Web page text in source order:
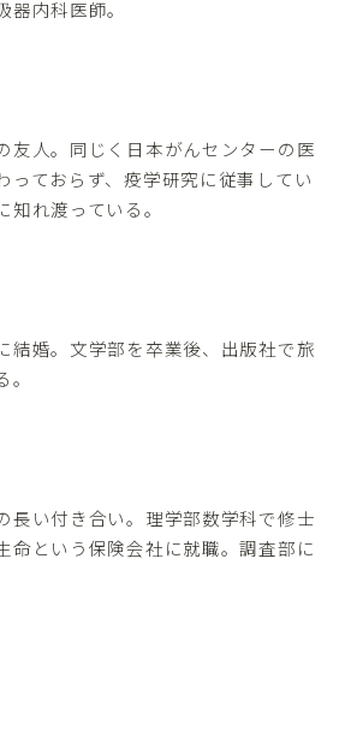
内科医師。
友人。同じく日本がんセンターの医
っておらず、疫学研究に従事してい
れ渡っている。
結婚。文学部を卒業後、出版社で旅
長い付き合い。理学部数学科で修士
命という保険会社に就職。調査部に